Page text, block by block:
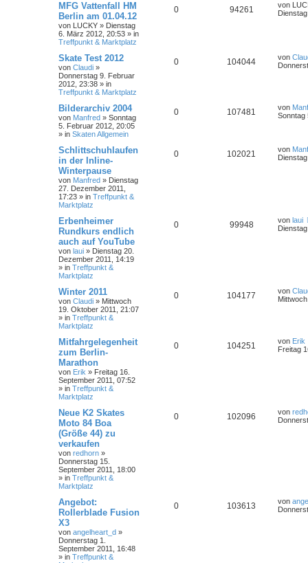
MFG Vattenfall HM
Berlin am 01.04.12
von LUCKY » Dienstag
6. März 2012, 20:53 » in
Treffpunkt & Marktplatz
0 94261 von
Skate Test 2012
von Claudi »
Donnerstag 9. Februar
2012, 23:38 » in
Treffpunkt & Marktplatz
0 104044 von
Bilderarchiv 2004
von Manfred » Sonntag
5. Februar 2012, 20:05
» in Skaten Allgemein
0 107481 von
Sonntag
Schlittschuhlaufen
in der Inline-
Winterpause
von Manfred » Dienstag
27. Dezember 2011,
17:23 » in Treffpunkt &
Marktplatz
0 102021 von
Erbenheimer
Rundkurs endlich
auch auf YouTube
von laui » Dienstag 20.
Dezember 2011, 14:19
» in Treffpunkt &
Marktplatz
0 99948 von laui
Winter 2011
von Claudi » Mittwoch
19. Oktober 2011, 21:07
» in Treffpunkt &
Marktplatz
0 104177 von
Mitfahrgelegenheit
zum Berlin-
Marathon
von Erik » Freitag 16.
September 2011, 07:52
» in Treffpunkt &
Marktplatz
0 104251 von Erik
Freitag
Neue K2 Skates
Moto 84 Boa
(Größe 44) zu
verkaufen
von redhorn »
Donnerstag 15.
September 2011, 18:00
» in Treffpunkt &
Marktplatz
0 102096 von
Angebot:
Rollerblade Fusion
X3
von angelheart_d »
Donnerstag 1.
September 2011, 16:48
» in Treffpunkt &
0 103613 von